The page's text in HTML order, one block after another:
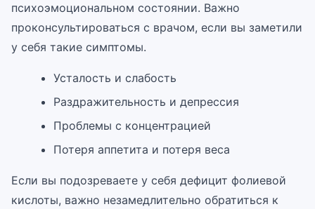
психоэмоциональном состоянии. Важно
проконсультироваться с врачом, если вы заметили
у себя такие симптомы.
Усталость и слабость
Раздражительность и депрессия
Проблемы с концентрацией
Потеря аппетита и потеря веса
Если вы подозреваете у себя дефицит фолиевой
кислоты, важно незамедлительно обратиться к